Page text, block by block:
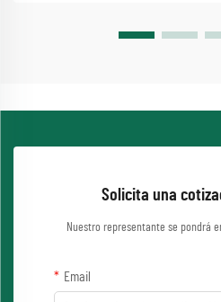
Solicita una
Nuestro representante se pondrá
Email